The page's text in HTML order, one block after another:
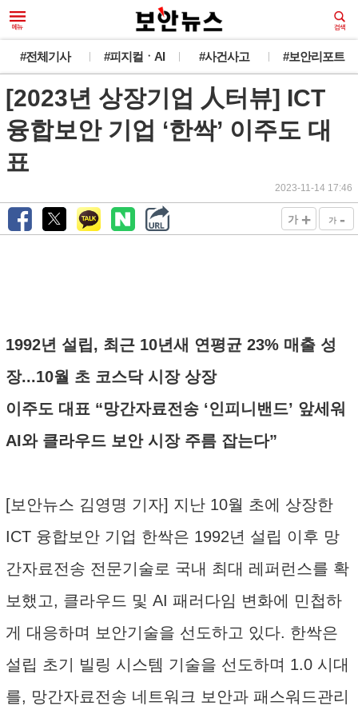
#전체기사 #피지컬ㆍAI #사건사고 #보안리포트
[2023년 상장기업 人터뷰] ICT
융합보안 기업 ‘한싹’ 이주도 대
표
2023-11-14 17:46
가 + 가 -
1992년 설립, 최근 10년새 연평균 23% 매출 성
장...10월 초 코스닥 시장 상장
이주도 대표 “망간자료전송 ‘인피니밴드’ 앞세워
AI와 클라우드 보안 시장 주름 잡는다”
[보안뉴스 김영명 기자] 지난 10월 초에 상장한
ICT 융합보안 기업 한싹은 1992년 설립 이후 망
간자료전송 전문기술로 국내 최대 레퍼런스를 확
보했고, 클라우드 및 AI 패러다임 변화에 민첩하
게 대응하며 보안기술을 선도하고 있다. 한싹은
설립 초기 빌링 시스템 기술을 선도하며 1.0 시대
를, 망간자료전송 네트워크 보안과 패스워드관리